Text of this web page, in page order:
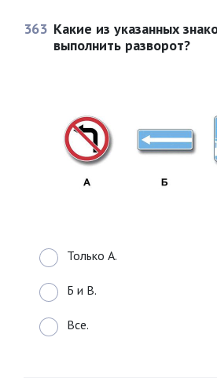
363 Какие из указанных
выполнить разворот?
Только А.
Б и В.
Все.